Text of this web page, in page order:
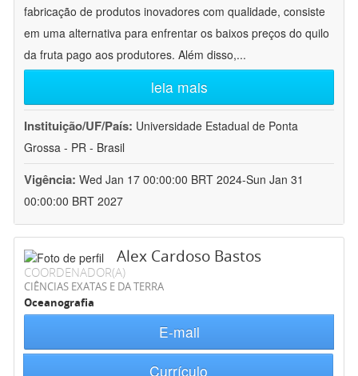
fabricação de produtos inovadores com qualidade, consiste
em uma alternativa para enfrentar os baixos preços do quilo
da fruta pago aos produtores. Além disso,...
leia mais
Instituição/UF/País: Universidade Estadual de Ponta
Grossa - PR - Brasil
Vigência: Wed Jan 17 00:00:00 BRT 2024-Sun Jan 31
00:00:00 BRT 2027
Alex Cardoso Bastos
COORDENADOR(A)
CIÊNCIAS EXATAS E DA TERRA
Oceanografia
E-mail
Currículo